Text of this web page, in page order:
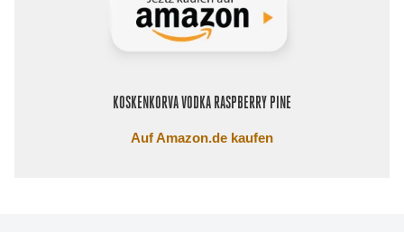
KOSKENKORVA VODKA RASPBERRY PINE
Auf Amazon.de kaufen